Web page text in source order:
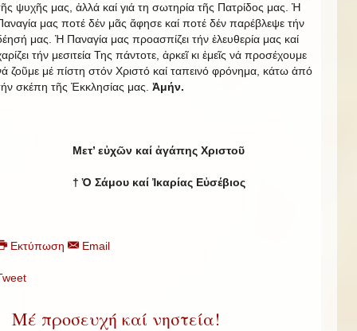
ψυχῆς μας, ἀλλά καί γιά τη σωτηρία τῆς Πατρίδος μας. Ἡ
μας ποτέ δέν μᾶς ἄφησε καί ποτέ δέν παρέβλεψε τήν
μας. Ἡ Παναγία μας προασπίζει τήν ἐλευθερία μας καί
τήν μεσιτεία Της πάντοτε, ἀρκεῖ κι ἐμεῖς νά προσέχουμε
ζοῦμε μέ πίστη στόν Χριστό καί ταπεινό φρόνημα, κάτω ἀπό
σκέπη τῆς Ἐκκλησίας μας. Ἀμήν.
Μετ’ εὐχῶν καί ἀγάπης Χριστοῦ
† Ὁ Σάμου καί Ἰκαρίας Εὐσέβιος
Εκτύπωση Email
Μέ προσευχή καί νηστεία!